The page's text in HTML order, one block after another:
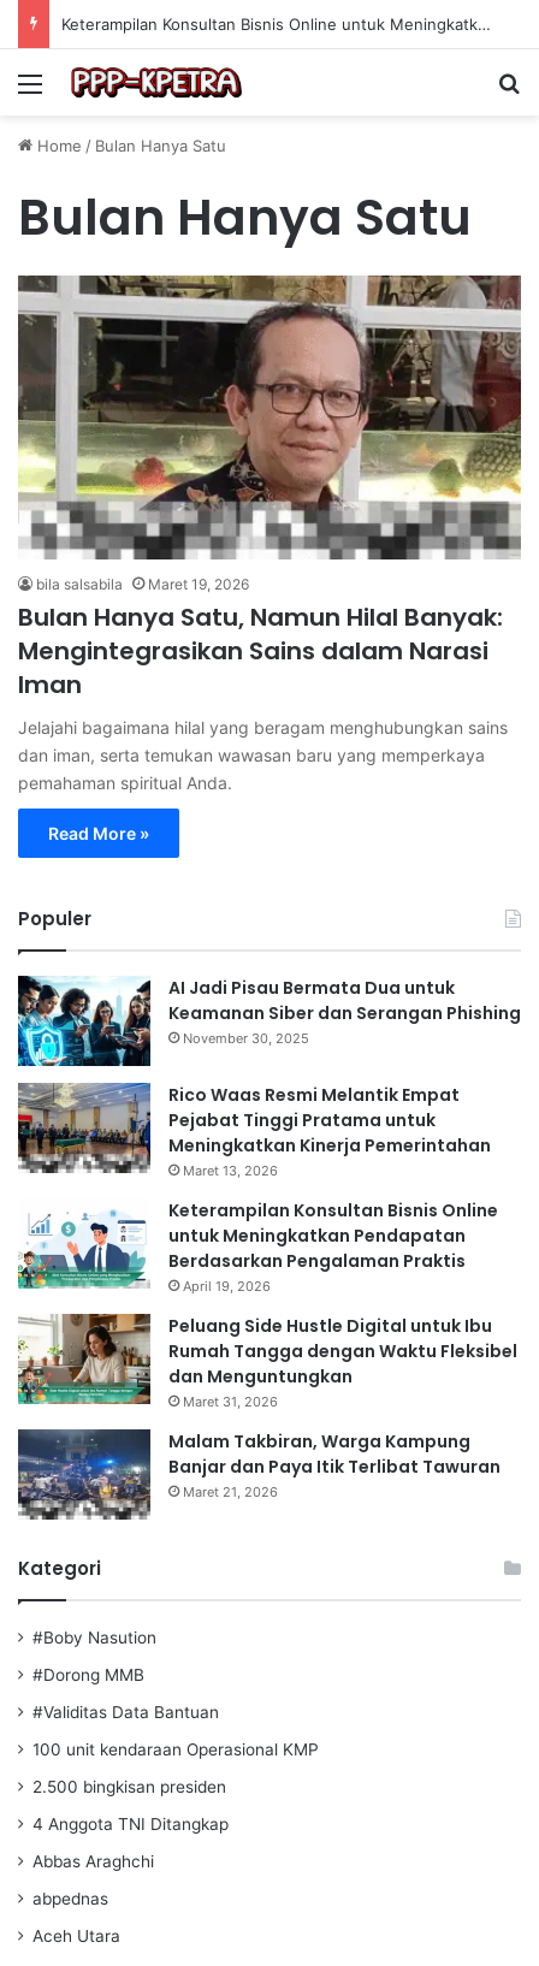
Keterampilan Konsultan Bisnis Online untuk Meningkatkan Pendapatan Berdasarkan Pengalaman Praktis
Menu
Home / Bulan Hanya Satu
Bulan Hanya Satu
bila salsabila Maret 19, 2026
Bulan Hanya Satu, Namun Hilal Banyak:
Mengintegrasikan Sains dalam Narasi
Iman
Jelajahi bagaimana hilal yang beragam menghubungkan sains
dan iman, serta temukan wawasan baru yang memperkaya
pemahaman spiritual Anda.
Read More »
Populer
⁠AI Jadi Pisau Bermata Dua untuk
Keamanan Siber dan Serangan Phishing
November 30, 2025
Rico Waas Resmi Melantik Empat
Pejabat Tinggi Pratama untuk
Meningkatkan Kinerja Pemerintahan
Maret 13, 2026
Keterampilan Konsultan Bisnis Online
untuk Meningkatkan Pendapatan
Berdasarkan Pengalaman Praktis
April 19, 2026
Peluang Side Hustle Digital untuk Ibu
Rumah Tangga dengan Waktu Fleksibel
dan Menguntungkan
Maret 31, 2026
Malam Takbiran, Warga Kampung
Banjar dan Paya Itik Terlibat Tawuran
Maret 21, 2026
Kategori
#Boby Nasution
#Dorong MMB
#Validitas Data Bantuan
100 unit kendaraan Operasional KMP
2.500 bingkisan presiden
4 Anggota TNI Ditangkap
Abbas Araghchi
abpednas
Aceh Utara